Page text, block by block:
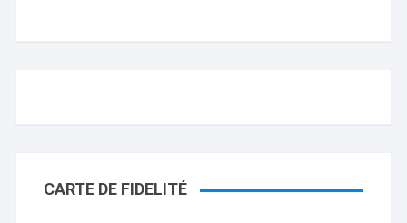
CARTE DE FIDELITÉ